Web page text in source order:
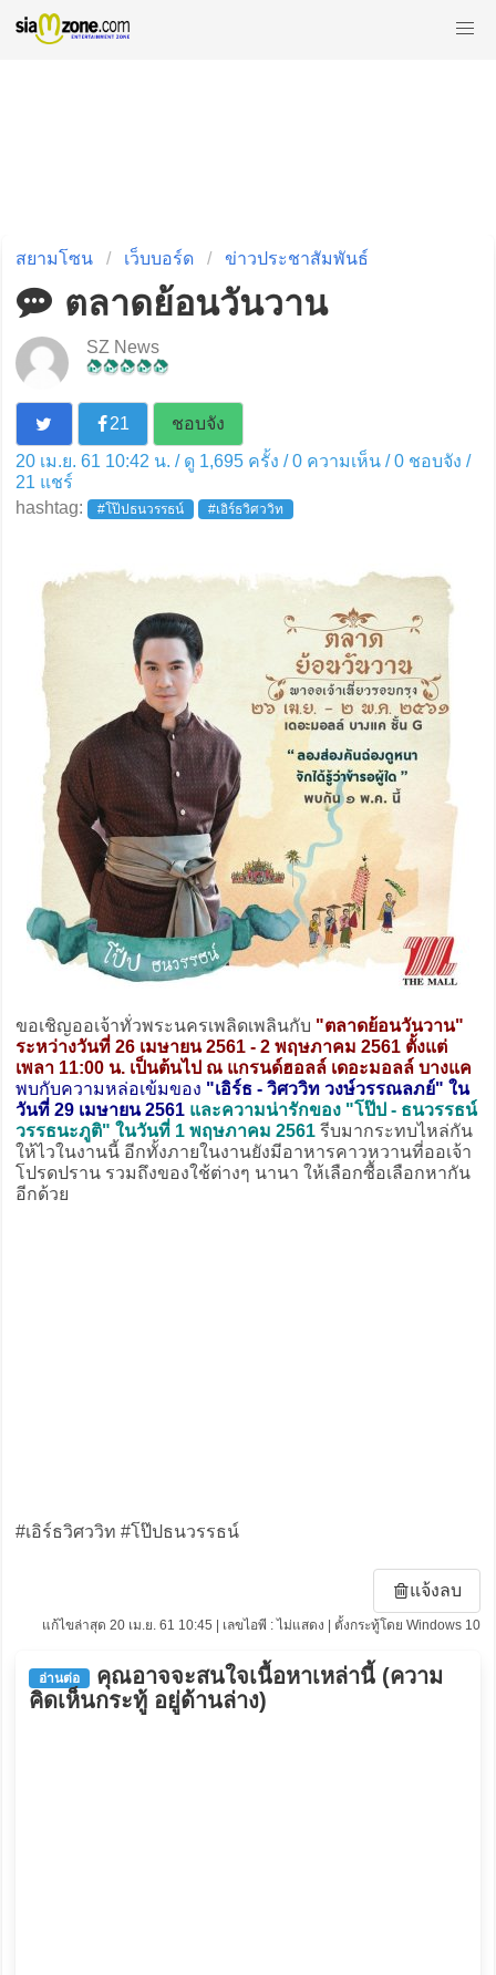
สยามโซน เว็บบอร์ด ข่าวประชาสัมพันธ์
ตลาดย้อนวันวาน
SZ News
21
ชอบจัง
20 เม.ย. 61 10:42 น. / ดู 1,695 ครั้ง / 0 ความเห็น /0ชอบจัง /
21 แชร์
hashtag:
#โป๊ปธนวรรธน์ #เอิร์ธวิศววิท
ขอเชิญออเจ้าทั่วพระนครเพลิดเพลินกับ "ตลาดย้อนวันวาน"
ระหว่างวันที่ 26 เมษายน 2561 - 2 พฤษภาคม 2561 ตั้งแต่
เพลา 11:00 น. เป็นต้นไป ณ แกรนด์ฮอลล์ เดอะมอลล์ บางแค
พบกับความหล่อเข้มของ "เอิร์ธ - วิศววิท วงษ์วรรณลภย์" ใน
วันที่ 29 เมษายน 2561 และความน่ารักของ "โป๊ป - ธนวรรธน์
วรรธนะภูติ" ในวันที่ 1 พฤษภาคม 2561รีบมากระทบไหล่กัน
ให้ไวในงานนี้ อีกทั้งภายในงานยังมีอาหารคาวหวานที่ออเจ้า
โปรดปราน รวมถึงของใช้ต่างๆ นานา ให้เลือกซื้อเลือกหากัน
อีกด้วย
#เอิร์ธวิศววิท #โป๊ปธนวรรธน์
แจ้งลบ
แก้ไขล่าสุด 20 เม.ย. 61 10:45 | เลขไอพี : ไม่แสดง | ตั้งกระทู้โดย Windows 10
อ่านต่อ
คุณอาจจะสนใจเนื้อหาเหล่านี้ (ความ
คิดเห็นกระทู้ อยู่ด้านล่าง)